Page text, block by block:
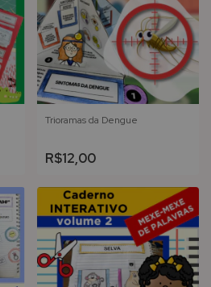
Trioramas da Dengue
R$12,00